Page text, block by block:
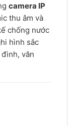
camera IP
thu âm và
chống nước
hình sắc
văn